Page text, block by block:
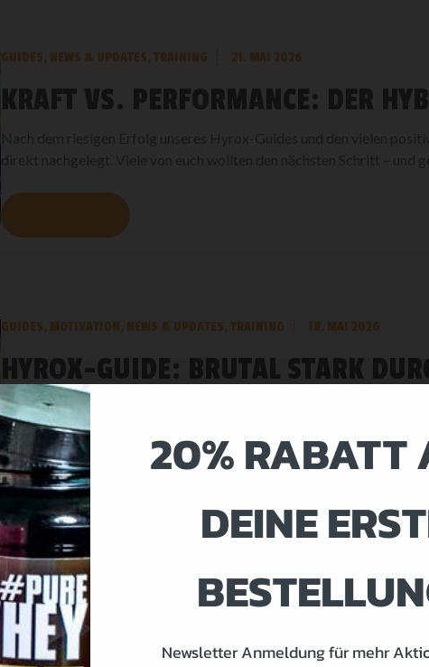
GUIDES, NEWS & UPDATES,TRAINING 21. MAI 2026
KRAFT VS. PERFORMANCE: DER
GUIDES, MOTIVATION, NEWS & UPDATES,TRAINING 18. MAI 2026
HYROX-GUIDE: BRUTAL STARK
KRAFTTRAINING
Vom Bodybuilder-Look zur echten Hyrox-Performance Viele
Training – und scheitern dann doch. Nicht weil sie zu wenig trainieren,
MEHR LESEN
KITCHEN,NEWS & UPDATES
20% RABATT
DEINE
Newsletter Anmeldung für mehr